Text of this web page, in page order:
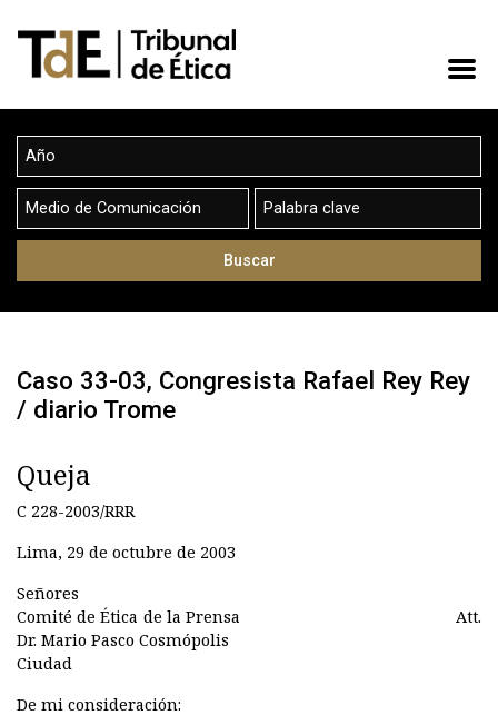
Caso 33-03, Congresista Rafael Rey Rey
/ diario Trome
Queja
C 228-2003/RRR
Lima, 29 de octubre de 2003
Señores
Comité de Ética de la Prensa Att.
Dr. Mario Pasco Cosmópolis
Ciudad
De mi consideración: